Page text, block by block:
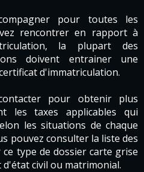
pour toutes les
rencontrer en rapport à
la plupart des
doivent entrainer une
d'immatriculation.
pour obtenir plus
les taxes applicables qui
les situations de chaque
pouvez consulter la liste des
type de dossier carte grise
civil ou matrimonial.